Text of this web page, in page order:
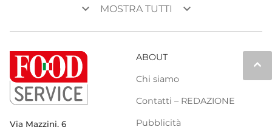
keyboard_arrow_down MOSTRA TUTTI keyboard_arrow_down
keyboard_arrow_up
Via Mazzini, 6
ABOUT
Chi siamo
Contatti – REDAZIONE
Pubblicità